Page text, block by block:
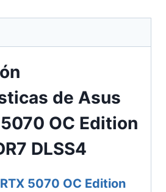
de Asus
OC Edition
DLSS4
5070 OC Edition